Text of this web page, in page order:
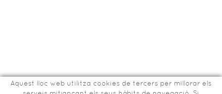
Aquest lloc web utilitza cookies de tercers per millorar els